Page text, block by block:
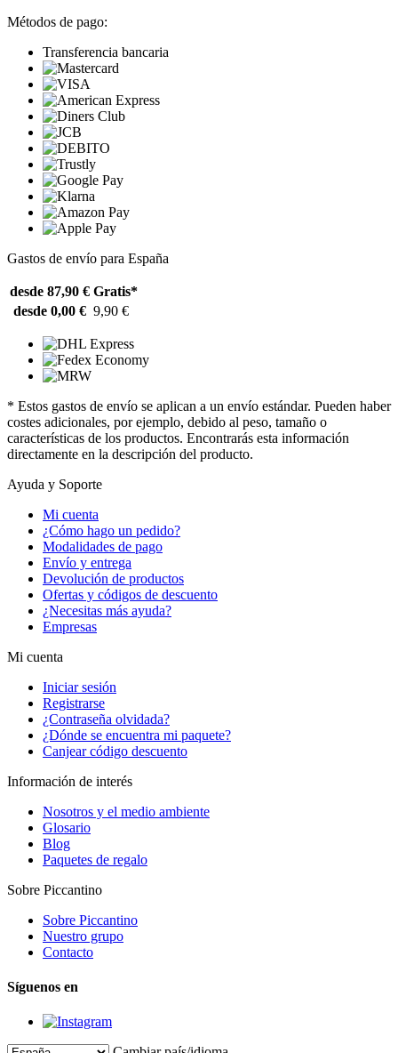
Métodos de pago:
Transferencia bancaria
Gastos de envío para España
desde 87,90 € Gratis*
desde 0,00 € 9,90 €
* Estos gastos de envío se aplican a un envío estándar. Pueden haber
costes adicionales, por ejemplo, debido al peso, tamaño o
características de los productos. Encontrarás esta información
directamente en la descripción del producto.
Ayuda y Soporte
Mi cuenta
¿Cómo hago un pedido?
Modalidades de pago
Envío y entrega
Devolución de productos
Ofertas y códigos de descuento
¿Necesitas más ayuda?
Empresas
Mi cuenta
Iniciar sesión
Registrarse
¿Contraseña olvidada?
¿Dónde se encuentra mi paquete?
Canjear código descuento
Información de interés
Nosotros y el medio ambiente
Glosario
Blog
Paquetes de regalo
Sobre Piccantino
Sobre Piccantino
Nuestro grupo
Contacto
Síguenos en